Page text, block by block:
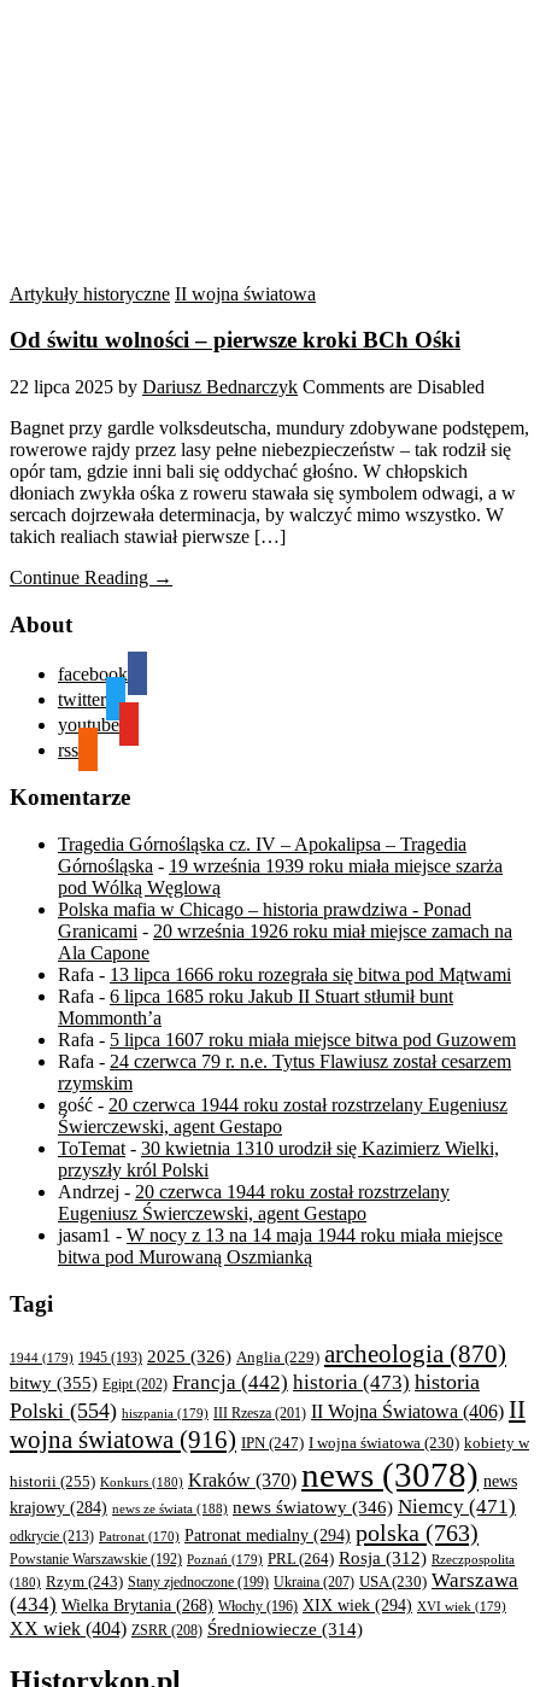
Artykuły historyczne II wojna światowa
Od świtu wolności – pierwsze kroki BCh Ośki
22 lipca 2025 by Dariusz Bednarczyk Comments are Disabled
Bagnet przy gardle volksdeutscha, mundury zdobywane podstępem,
rowerowe rajdy przez lasy pełne niebezpieczeństw – tak rodził się
opór tam, gdzie inni bali się oddychać głośno. W chłopskich
dłoniach zwykła ośka z roweru stawała się symbolem odwagi, a w
sercach dojrzewała determinacja, by walczyć mimo wszystko. W
takich realiach stawiał pierwsze […]
Continue Reading →
About
facebook
twitter
youtube
rss
Komentarze
Tragedia Górnośląska cz. IV – Apokalipsa – Tragedia
Górnośląska - 19 września 1939 roku miała miejsce szarża
pod Wólką Węglową
Polska mafia w Chicago – historia prawdziwa - Ponad
Granicami - 20 września 1926 roku miał miejsce zamach na
Ala Capone
Rafa - 13 lipca 1666 roku rozegrała się bitwa pod Mątwami
Rafa - 6 lipca 1685 roku Jakub II Stuart stłumił bunt
Mommonth’a
Rafa - 5 lipca 1607 roku miała miejsce bitwa pod Guzowem
Rafa - 24 czerwca 79 r. n.e. Tytus Flawiusz został cesarzem
rzymskim
gość - 20 czerwca 1944 roku został rozstrzelany Eugeniusz
Świerczewski, agent Gestapo
ToTemat - 30 kwietnia 1310 urodził się Kazimierz Wielki,
przyszły król Polski
Andrzej - 20 czerwca 1944 roku został rozstrzelany
Eugeniusz Świerczewski, agent Gestapo
jasam1 - W nocy z 13 na 14 maja 1944 roku miała miejsce
bitwa pod Murowaną Oszmianką
Tagi
1944 (179) 1945 (193) 2025 (326) Anglia (229) archeologia (870)
bitwy (355) Egipt(202) Francja (442) historia (473) historia
Polski (554) hiszpania (179) III Rzesza (201) II Wojna Światowa (406) II
wojna światowa (916) IPN (247) I wojna światowa (230) kobiety w
historii (255) Konkurs (180) Kraków (370) news (3078) news
krajowy (284) news ze świata (188) news światowy (346) Niemcy (471)
odkrycie (213) Patronat (170) Patronat medialny (294) polska (763)
Powstanie Warszawskie (192) Poznań (179) PRL(264) Rosja (312) Rzeczpospolita
(180) Rzym (243) Stany zjednoczone (199) Ukraina (207) USA(230) Warszawa
(434) Wielka Brytania (268) Włochy (196) XIX wiek (294) XVI wiek (179)
XX wiek (404) ZSRR (208) Średniowiecze (314)